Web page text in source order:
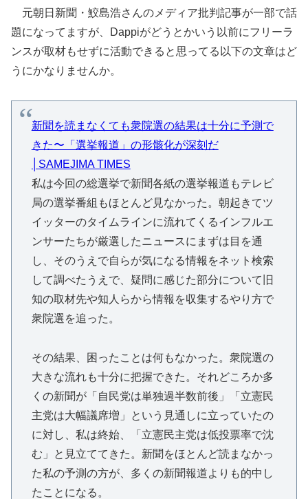
元朝日新聞・鮫島浩さんのメディア批判記事が一部で話
題になってますが、Dappiがどうとかいう以前にフリーラ
ンスが取材もせずに活動できると思ってる以下の文章はど
うにかなりませんか。
新聞を読まなくても衆院選の結果は十分に予測で
きた〜「選挙報道」の形骸化が深刻だ
│SAMEJIMA TIMES
私は今回の総選挙で新聞各紙の選挙報道もテレビ
局の選挙番組もほとんど見なかった。朝起きてツ
イッターのタイムラインに流れてくるインフルエ
ンサーたちが厳選したニュースにまずは目を通
し、そのうえで自らが気になる情報をネット検索
して調べたうえで、疑問に感じた部分について旧
知の取材先や知人らから情報を収集するやり方で
衆院選を追った。
その結果、困ったことは何もなかった。衆院選の
大きな流れも十分に把握できた。それどころか多
くの新聞が「自民党は単独過半数前後」「立憲民
主党は大幅議席増」という見通しに立っていたの
に対し、私は終始、「立憲民主党は低投票率で沈
む」と見立ててきた。新聞をほとんど読まなかっ
た私の予測の方が、多くの新聞報道よりも的中し
たことになる。